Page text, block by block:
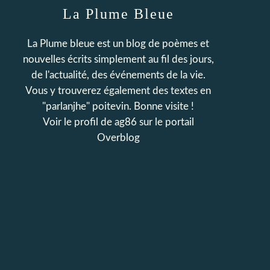
La Plume Bleue
La Plume bleue est un blog de poèmes et
nouvelles écrits simplement au fil des jours,
de l'actualité, des événements de la vie.
Vous y trouverez également des textes en
"parlanjhe" poitevin. Bonne visite !
Voir le profil de ag86 sur le portail
Overblog